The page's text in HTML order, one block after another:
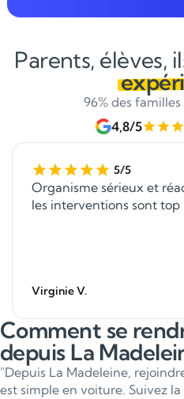
Parents, élèves,
96% des
4,8/5
5/5
Organisme sérieux et
les interventions sont top
Virginie V.
Comment se
depuis La
"Depuis La Madeleine,
est simple en voiture. Suivez